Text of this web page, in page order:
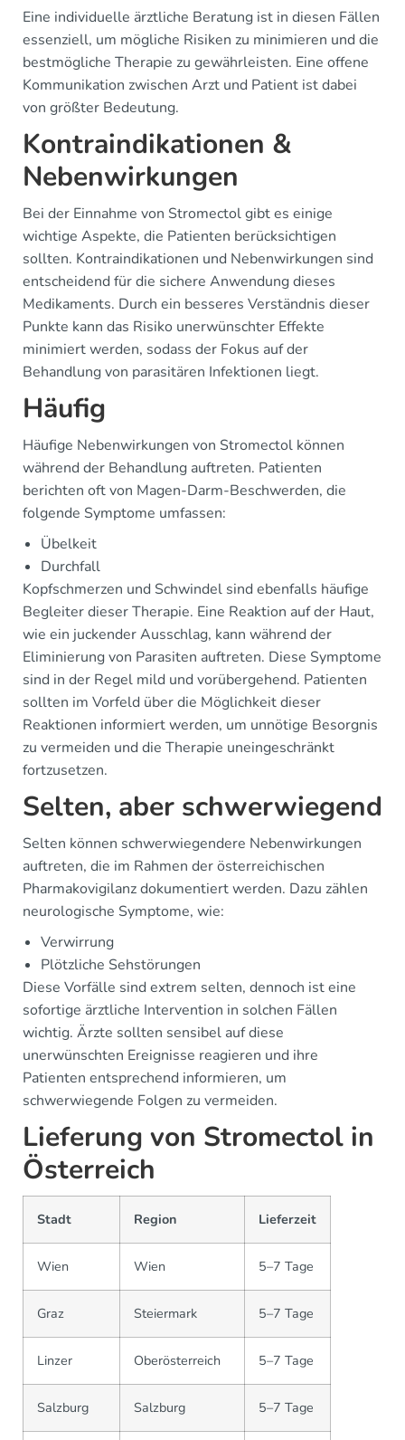
Eine individuelle ärztliche Beratung ist in diesen Fällen
essenziell, um mögliche Risiken zu minimieren und die
bestmögliche Therapie zu gewährleisten. Eine offene
Kommunikation zwischen Arzt und Patient ist dabei
von größter Bedeutung.
Kontraindikationen &
Nebenwirkungen
Bei der Einnahme von Stromectol gibt es einige
wichtige Aspekte, die Patienten berücksichtigen
sollten. Kontraindikationen und Nebenwirkungen sind
entscheidend für die sichere Anwendung dieses
Medikaments. Durch ein besseres Verständnis dieser
Punkte kann das Risiko unerwünschter Effekte
minimiert werden, sodass der Fokus auf der
Behandlung von parasitären Infektionen liegt.
Häufig
Häufige Nebenwirkungen von Stromectol können
während der Behandlung auftreten. Patienten
berichten oft von Magen-Darm-Beschwerden, die
folgende Symptome umfassen:
Übelkeit
Durchfall
Kopfschmerzen und Schwindel sind ebenfalls häufige
Begleiter dieser Therapie. Eine Reaktion auf der Haut,
wie ein juckender Ausschlag, kann während der
Eliminierung von Parasiten auftreten. Diese Symptome
sind in der Regel mild und vorübergehend. Patienten
sollten im Vorfeld über die Möglichkeit dieser
Reaktionen informiert werden, um unnötige Besorgnis
zu vermeiden und die Therapie uneingeschränkt
fortzusetzen.
Selten, aber schwerwiegend
Selten können schwerwiegendere Nebenwirkungen
auftreten, die im Rahmen der österreichischen
Pharmakovigilanz dokumentiert werden. Dazu zählen
neurologische Symptome, wie:
Verwirrung
Plötzliche Sehstörungen
Diese Vorfälle sind extrem selten, dennoch ist eine
sofortige ärztliche Intervention in solchen Fällen
wichtig. Ärzte sollten sensibel auf diese
unerwünschten Ereignisse reagieren und ihre
Patienten entsprechend informieren, um
schwerwiegende Folgen zu vermeiden.
Lieferung von Stromectol in
Österreich
Stadt Region Lieferzeit
Wien Wien 5–7 Tage
Graz Steiermark 5–7 Tage
Linzer Oberösterreich 5–7 Tage
Salzburg Salzburg 5–7 Tage